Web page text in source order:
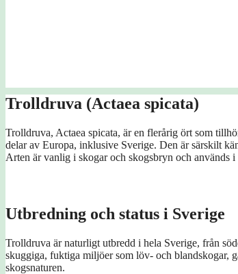
Trolldruva (Actaea spicata)
Trolldruva, Actaea spicata, är en flerårig ört som
delar av Europa, inklusive Sverige. Den är särskilt
Arten är vanlig i skogar och skogsbryn och används
Utbredning och status i Sverige
Trolldruva är naturligt utbredd i hela Sverige, från
skuggiga, fuktiga miljöer som löv- och blandskogar,
skogsnaturen.